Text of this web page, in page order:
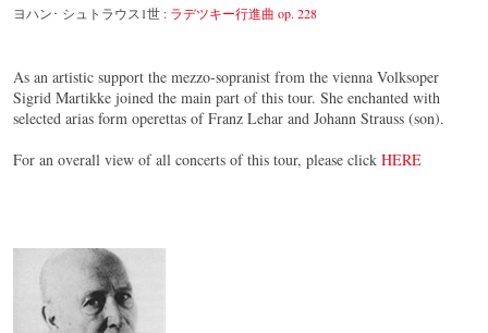
ヨハン･ シュトラウス1世 : ラデツキー行進曲 op. 228
As an artistic support the mezzo-sopranist from the vienna Volksoper
Sigrid Martikke joined the main part of this tour. She enchanted with
selected arias form operettas of Franz Lehar and Johann Strauss (son).
For an overall view of all concerts of this tour, please click HERE